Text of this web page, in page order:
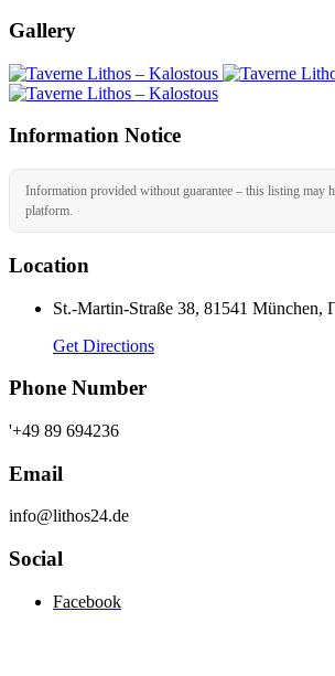
Gallery
Information Notice
Information provided without guarantee – this listing may
platform.
Location
St.-Martin-Straße 38, 81541 München,
Get Directions
Phone Number
'+49 89 694236
Email
info@lithos24.de
Social
Facebook